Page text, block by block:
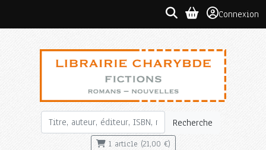
Connexion
Recherche
1 article (21,00 €)